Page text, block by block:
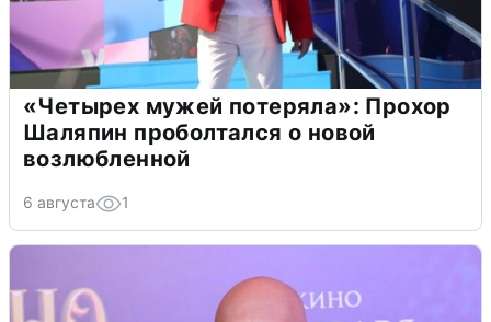
«Четырех мужей потеряла»: Прохор
Шаляпин проболтался о новой
возлюбленной
6 августа 1